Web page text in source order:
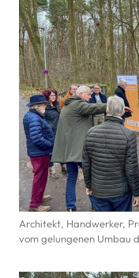
Architekt, Handwerker,
vom gelungenen Umbau